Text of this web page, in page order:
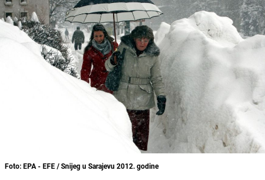
Foto: EPA - EFE / Snijeg u Sarajevu 2012. godine